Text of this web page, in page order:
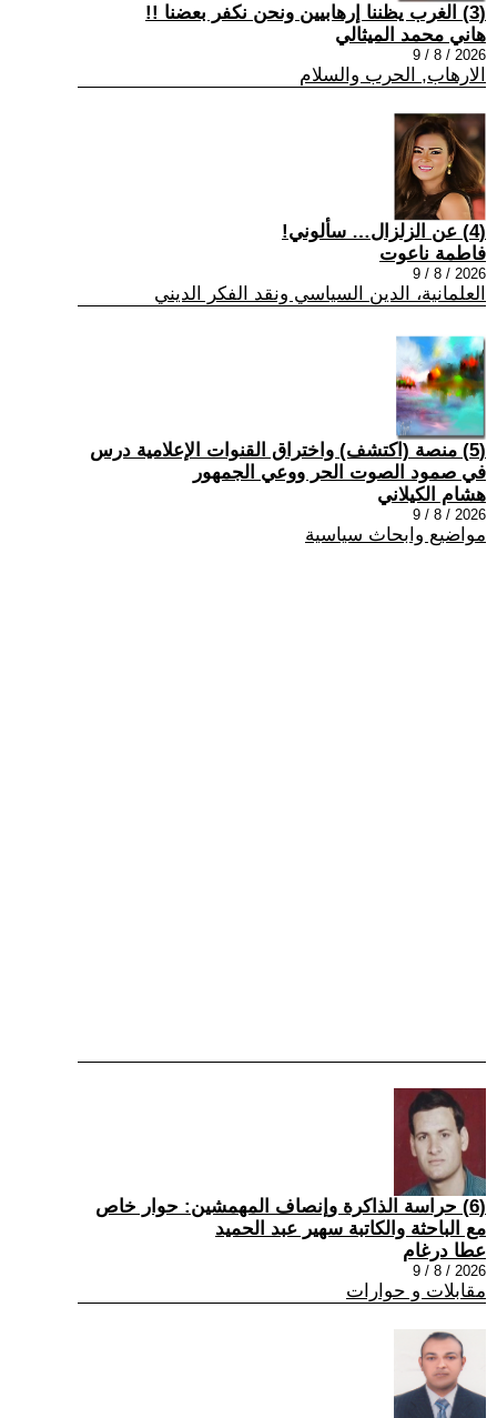
(3) الغرب يظننا إرهابيين ونحن نكفر بعضنا !!
هاني محمد الميثالي
2026 / 8 / 9
الارهاب, الحرب والسلام
(4) عن الزلزال… سألوني!
فاطمة ناعوت
2026 / 8 / 9
العلمانية، الدين السياسي ونقد الفكر الديني
(5) منصة (اكتشف) واختراق القنوات الإعلامية درس
في صمود الصوت الحر ووعي الجمهور
هشام الكيلاني
2026 / 8 / 9
مواضيع وابحاث سياسية
(6) حراسة الذاكرة وإنصاف المهمشين: حوار خاص
مع الباحثة والكاتبة سهير عبد الحميد
عطا درغام
2026 / 8 / 9
مقابلات و حوارات